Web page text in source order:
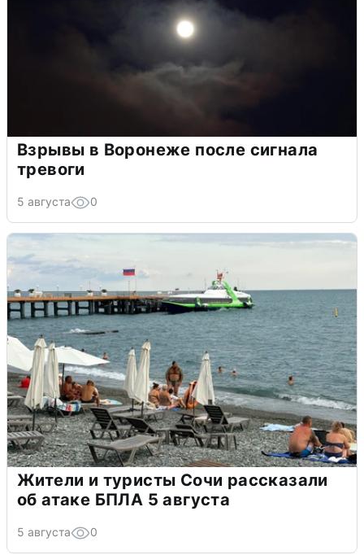
Взрывы в Воронеже после сигнала
тревоги
5 августа 0
Жители и туристы Сочи рассказали
об атаке БПЛА 5 августа
5 августа 0